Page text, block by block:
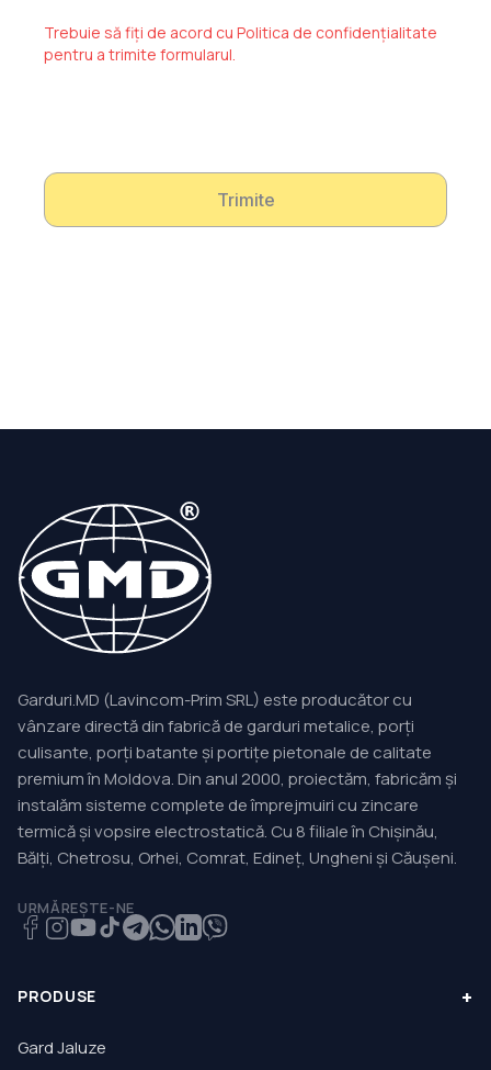
Trebuie să fiți de acord cu Politica de confidențialitate
pentru a trimite formularul.
Trimite
Garduri.MD (Lavincom-Prim SRL) este producător cu
vânzare directă din fabrică de garduri metalice, porți
culisante, porți batante și portițe pietonale de calitate
premium în Moldova. Din anul 2000, proiectăm, fabricăm și
instalăm sisteme complete de împrejmuiri cu zincare
termică și vopsire electrostatică. Cu 8 filiale în Chișinău,
Bălți, Chetrosu, Orhei, Comrat, Edineț, Ungheni și Căușeni.
URMĂREȘTE-NE
PRODUSE +
Gard Jaluze